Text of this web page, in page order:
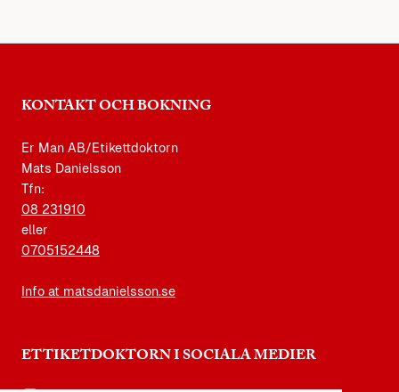
KONTAKT OCH BOKNING
Er Man AB/Etikettdoktorn
Mats Danielsson
Tfn:
08 231910
eller
0705152448
Info at matsdanielsson.se
ETTIKETDOKTORN I SOCIALA MEDIER